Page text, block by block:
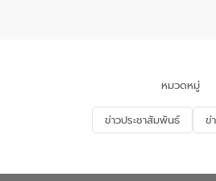
ด้านน้ำของ
รองรับกา
ลงทุนในอุ
มุ่งตอบโจท
ในครั้งนี้เป็
หมวดหมู่
ข่าวประชาสัมพันธ์ ข่